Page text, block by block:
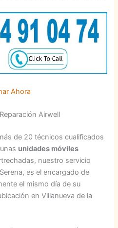
Ahora
Airwell
de 20 técnicos cualificados
unidades móviles
nuestro servicio
es el encargado de
el mismo día de su
en Villanueva de la